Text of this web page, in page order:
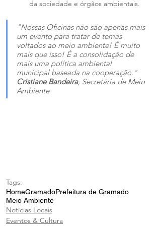
da sociedade e órgãos ambientais.
"Nossas Oficinas não são apenas mais
um evento para tratar de temas
voltados ao meio ambiente! É muito
mais que isso! É a consolidação de
mais uma política ambiental
municipal baseada na cooperação."
Cristiane Bandeira, Secretária de Meio
Ambiente
Tags:
HomeGramadoPrefeitura de Gramado
Meio Ambiente
Notícias Locais
Eventos & Cultura